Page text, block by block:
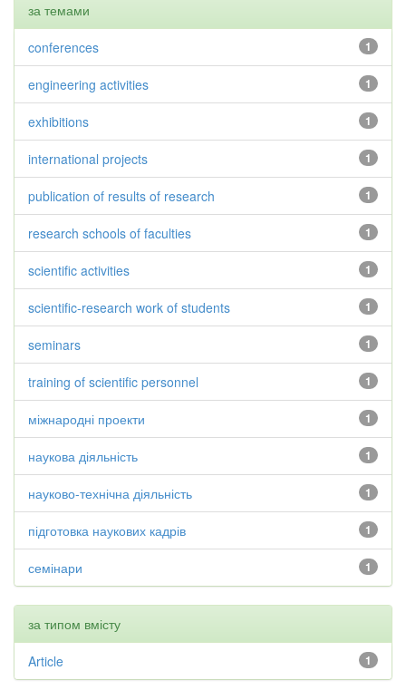
за темами
1
conferences
1
engineering activities
1
exhibitions
1
international projects
1
publication of results of research
1
research schools of faculties
1
scientific activities
1
scientific-research work of students
1
seminars
1
training of scientific personnel
1
міжнародні проекти
1
наукова діяльність
1
науково-технічна діяльність
1
підготовка наукових кадрів
1
семінари
за типом вмісту
1
Article